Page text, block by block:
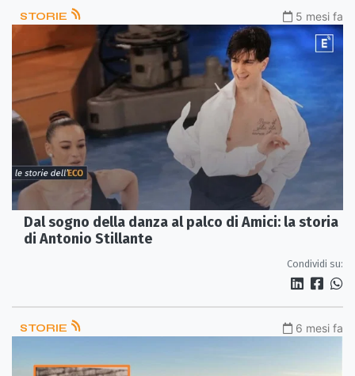
STORIE 5 mesi fa
Dal sogno della danza al palco di Amici: la storia
di Antonio Stillante
Condividi su:
STORIE 6 mesi fa